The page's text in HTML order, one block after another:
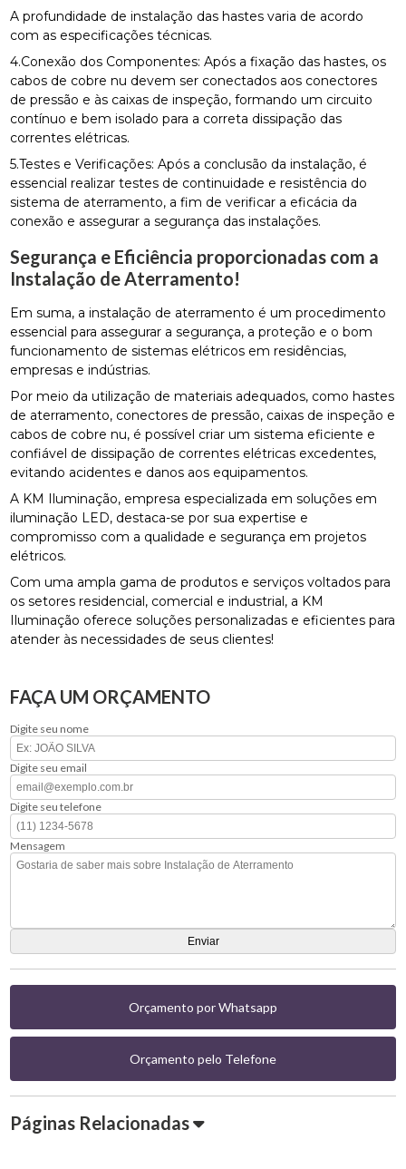
A profundidade de instalação das hastes varia de acordo
com as especificações técnicas.
4.Conexão dos Componentes: Após a fixação das hastes, os
cabos de cobre nu devem ser conectados aos conectores
de pressão e às caixas de inspeção, formando um circuito
contínuo e bem isolado para a correta dissipação das
correntes elétricas.
5.Testes e Verificações: Após a conclusão da instalação, é
essencial realizar testes de continuidade e resistência do
sistema de aterramento, a fim de verificar a eficácia da
conexão e assegurar a segurança das instalações.
Segurança e Eficiência proporcionadas com a
Instalação de Aterramento!
Em suma, a instalação de aterramento é um procedimento
essencial para assegurar a segurança, a proteção e o bom
funcionamento de sistemas elétricos em residências,
empresas e indústrias.
Por meio da utilização de materiais adequados, como hastes
de aterramento, conectores de pressão, caixas de inspeção e
cabos de cobre nu, é possível criar um sistema eficiente e
confiável de dissipação de correntes elétricas excedentes,
evitando acidentes e danos aos equipamentos.
A KM Iluminação, empresa especializada em soluções em
iluminação LED, destaca-se por sua expertise e
compromisso com a qualidade e segurança em projetos
elétricos.
Com uma ampla gama de produtos e serviços voltados para
os setores residencial, comercial e industrial, a KM
Iluminação oferece soluções personalizadas e eficientes para
atender às necessidades de seus clientes!
FAÇA UM ORÇAMENTO
Digite seu nome
Digite seu email
Digite seu telefone
Mensagem
Orçamento por Whatsapp
Orçamento pelo Telefone
Páginas Relacionadas